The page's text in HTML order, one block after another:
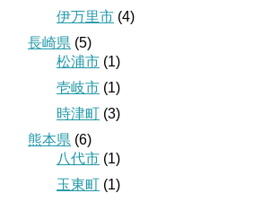
伊万里市 (4)
長崎県 (5)
松浦市 (1)
壱岐市 (1)
時津町 (3)
熊本県 (6)
八代市 (1)
玉東町 (1)